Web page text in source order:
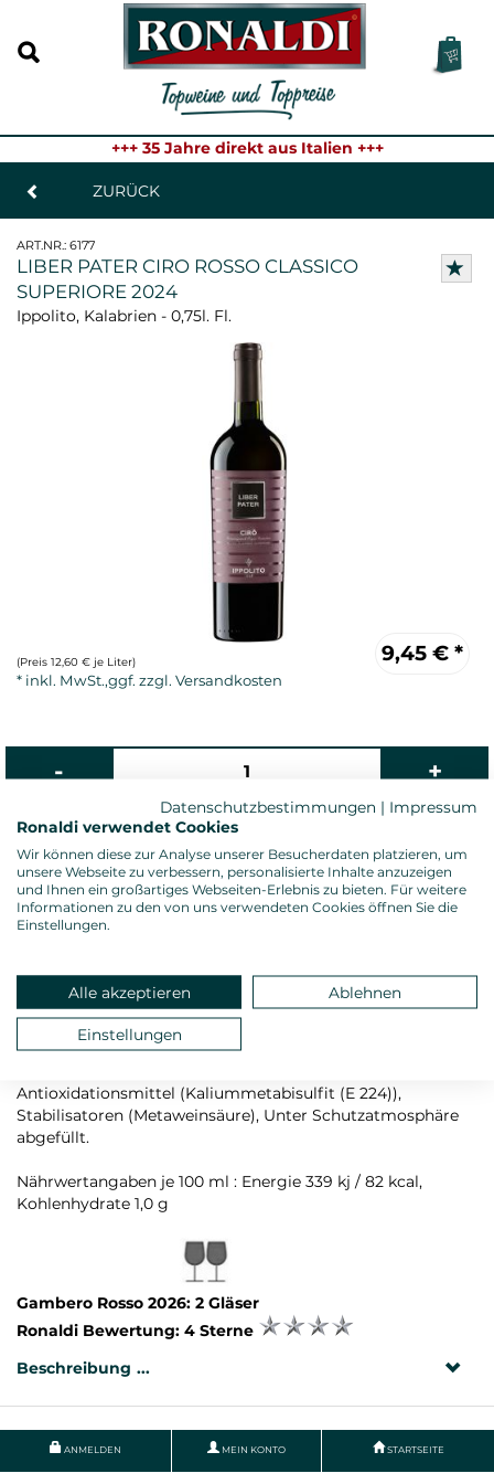
+++ 35 Jahre direkt aus Italien +++
ZURÜCK
ART.NR.: 6177
LIBER PATER CIRO ROSSO CLASSICO
SUPERIORE 2024
Ippolito, Kalabrien - 0,75l. Fl.
9,45 € *
(Preis 12,60 € je Liter)
Rotwein, trocken
Alkoholgehalt: 14,0 %vol.
Gesamtsäure: 5,36 g/l
Restzucker: 2,00 g/l
Verschluss: Presskorken
Land: Italien, Anbauregion: Kalabrien
Rebsorte: Gaglioppo
Antioxidationsmittel (Kaliummetabisulfit (E 224)),
Stabilisatoren (Metaweinsäure), Unter Schutzatmosphäre
abgefüllt.
Nährwertangaben je 100 ml : Energie 339 kj / 82 kcal,
Kohlenhydrate 1,0 g
Gambero Rosso 2026: 2 Gläser
Ronaldi Bewertung: 4 Sterne
Beschreibung
ANMELDEN MEIN KONTO STARTSEITE
Datenschutzbestimmungen | Impressum
Ronaldi verwendet Cookies
Wir können diese zur Analyse unserer Besucherdaten platzieren, um
unsere Webseite zu verbessern, personalisierte Inhalte anzuzeigen
und Ihnen ein großartiges Webseiten-Erlebnis zu bieten. Für weitere
Informationen zu den von uns verwendeten Cookies öffnen Sie die
Einstellungen.
Alle akzeptieren Ablehnen
Einstellungen